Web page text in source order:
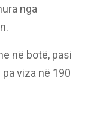
nga
në botë, pasi
viza në 190